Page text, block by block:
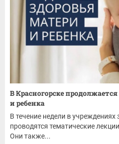
В Красногорске
и ребенка
В течение недели в учреждениях
проводятся тематические
Они также...